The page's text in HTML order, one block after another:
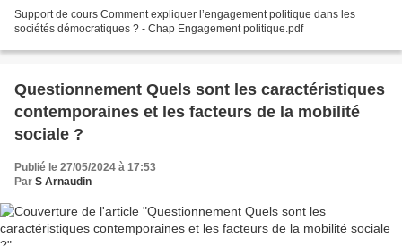
Support de cours Comment expliquer l’engagement politique dans les
sociétés démocratiques ? - Chap Engagement politique.pdf
Questionnement Quels sont les caractéristiques
contemporaines et les facteurs de la mobilité
sociale ?
Publié le 27/05/2024 à 17:53
Par S Arnaudin